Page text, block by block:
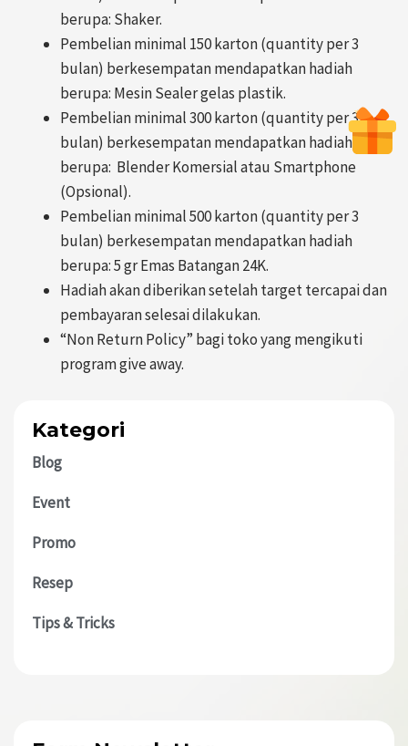
Kategori
Blog
Event
Promo
Resep
Tips & Tricks
berupa: Shaker.
Pembelian minimal 150 karton (quantity per 3
bulan) berkesempatan mendapatkan hadiah
berupa: Mesin Sealer gelas plastik.
Pembelian minimal 300 karton (quantity per 3
bulan) berkesempatan mendapatkan hadiah
berupa: Blender Komersial atau Smartphone
(Opsional).
Pembelian minimal 500 karton (quantity per 3
bulan) berkesempatan mendapatkan hadiah
berupa: 5 gr Emas Batangan 24K.
Hadiah akan diberikan setelah target tercapai dan
pembayaran selesai dilakukan.
“Non Return Policy” bagi toko yang mengikuti
program give away.